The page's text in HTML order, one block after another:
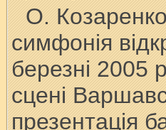
О.
симфонія
березні 2005
сцені
презентація